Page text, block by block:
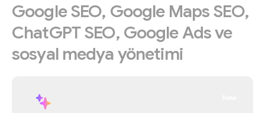
GoogleSEO, Google MapsSEO,
ChatGPTSEO, GoogleAdsve
sosyal medyayönetimi